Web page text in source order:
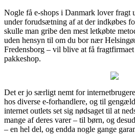
Nogle få e-shops i Danmark lover fragt
under forudsætning af at der indkøbes
skulle man gribe den mest letkøbte
uden hensyn til om du bor nær
Fredensborg – vil blive at få
pakkeshop.
Det er jo særligt nemt for
hos diverse e-forhandlere, og til
internet outlets set sig nødsaget til at
mange af deres varer – til børn, og
– en hel del, og endda nogle gange